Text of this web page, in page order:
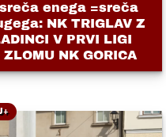
enega =sreča
NK TRIGLAV Z
V PRVI LIGI
ZLOMU NK GORICA